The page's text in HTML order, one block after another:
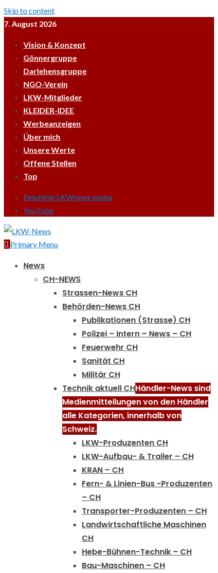
Skip to content
7. August 2026
Vision & Konzept
Gönnergruppe
Darlehensgruppe
NGO-Verein
LKW-Mitglieder
KLEIDER-IDEE
Werbeanzeigen
Über mich
Unsere Werte
Offene Stellen
Top
Empfehle LKWnews weiter
YouTube
Primary Menu
News
CH-NEWS
Strassen-News CH
Behörden-News CH
Publikationen (Strasse) CH
Polizei – Intern – News – CH
Feuerwehr CH
Sanität CH
Militär CH
Technik aktuell CHHändler-News sind
Medienmitteilungen von den Händler
alle Kategorien, innerhalb von
Schweiz.
LKW-Produzenten CH
LKW-Aufbau- & Trailer – CH
KRAN – CH
Fern- & Linien-Bus -Produzenten
– CH
Transporter-Produzenten – CH
Landwirtschaftliche Maschinen
CH
Hebe-Bühnen-Technik – CH
Bau-Maschinen – CH